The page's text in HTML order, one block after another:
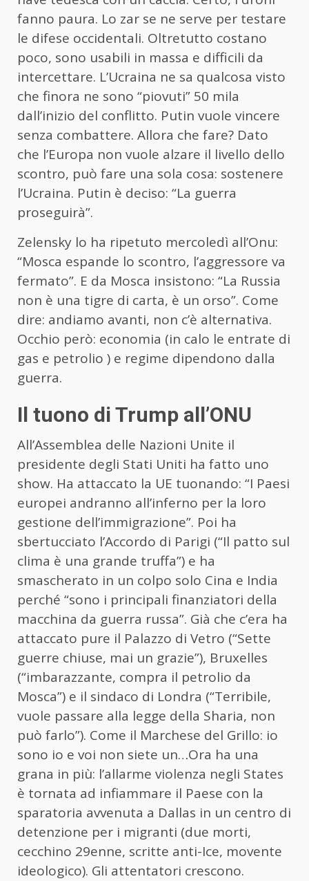
fanno paura. Lo zar se ne serve per testare
le difese occidentali. Oltretutto costano
poco, sono usabili in massa e difficili da
intercettare. L’Ucraina ne sa qualcosa visto
che finora ne sono “piovuti” 50 mila
dall’inizio del conflitto. Putin vuole vincere
senza combattere. Allora che fare? Dato
che l’Europa non vuole alzare il livello dello
scontro, può fare una sola cosa: sostenere
l’Ucraina. Putin è deciso: “La guerra
proseguirà”.
Zelensky lo ha ripetuto mercoledì all’Onu:
“Mosca espande lo scontro, l’aggressore va
fermato”. E da Mosca insistono: “La Russia
non è una tigre di carta, è un orso”. Come
dire: andiamo avanti, non c’è alternativa.
Occhio però: economia (in calo le entrate di
gas e petrolio ) e regime dipendono dalla
guerra.
Il tuono di Trump all’ONU
All’Assemblea delle Nazioni Unite il
presidente degli Stati Uniti ha fatto uno
show. Ha attaccato la UE tuonando: “I Paesi
europei andranno all’inferno per la loro
gestione dell’immigrazione”. Poi ha
sbertucciato l’Accordo di Parigi (“Il patto sul
clima è una grande truffa”) e ha
smascherato in un colpo solo Cina e India
perché “sono i principali finanziatori della
macchina da guerra russa”. Già che c’era ha
attaccato pure il Palazzo di Vetro (“Sette
guerre chiuse, mai un grazie”), Bruxelles
(“imbarazzante, compra il petrolio da
Mosca”) e il sindaco di Londra (“Terribile,
vuole passare alla legge della Sharia, non
può farlo”). Come il Marchese del Grillo: io
sono io e voi non siete un…Ora ha una
grana in più: l’allarme violenza negli States
è tornata ad infiammare il Paese con la
sparatoria avvenuta a Dallas in un centro di
detenzione per i migranti (due morti,
cecchino 29enne, scritte anti-Ice, movente
ideologico). Gli attentatori crescono.